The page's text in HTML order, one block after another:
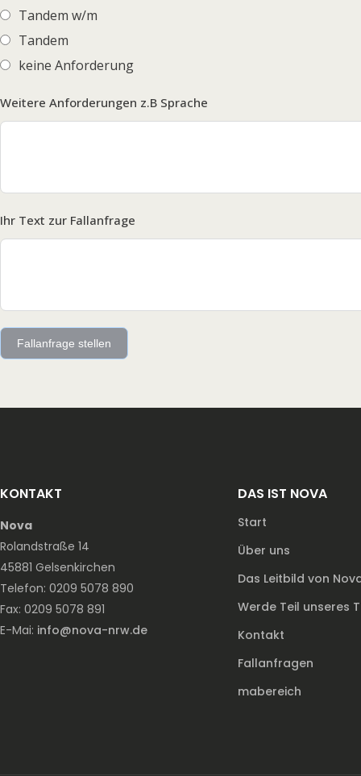
Tandem w/m
Tandem
keine Anforderung
Weitere Anforderungen z.B Sprache
Ihr Text zur Fallanfrage
Fallanfrage stellen
KONTAKT
Nova
Rolandstraße 14
45881 Gelsenkirchen
Telefon: 0209 5078 890
Fax: 0209 5078 891
E-Mai: info@nova-nrw.de
DAS IST NOVA
Start
Über uns
Das Leitbild von
Werde Teil unseres
Kontakt
Fallanfragen
mabereich